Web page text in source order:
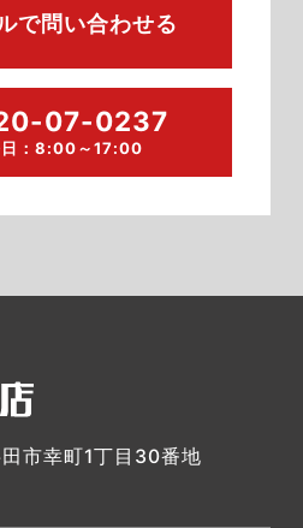
で問い合わせる
07-0237
：8:00～17:00
市幸町1丁目30番地